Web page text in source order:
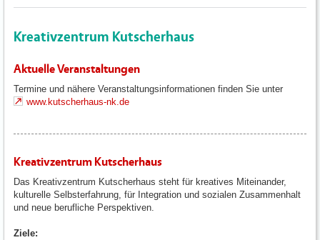
Kreativzentrum Kutscherhaus
Aktuelle Veranstaltungen
Termine und nähere Veranstaltungsinformationen finden Sie unter
www.kutscherhaus-nk.de
Kreativzentrum Kutscherhaus
Das Kreativzentrum Kutscherhaus steht für kreatives Miteinander,
kulturelle Selbsterfahrung, für Integration und sozialen Zusammenhalt
und neue berufliche Perspektiven.
Ziele: